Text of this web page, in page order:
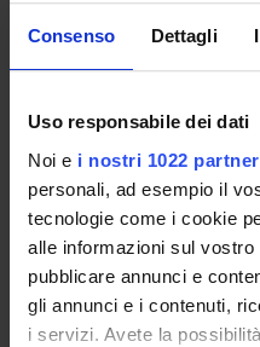
Consenso Dettagli
Uso responsabile dei dati
Noi e i nostri 1022 partner
personali, ad esempio il
tecnologie come i cookie
alle informazioni sul
pubblicare annunci e
gli annunci e i contenuti,
i servizi. Avete la
colorimetrica potrebbe
MAIN PARTNER
Biodiversa S.r.l.
ENTI FINANZIATORI:
Finanziamento:assegnato